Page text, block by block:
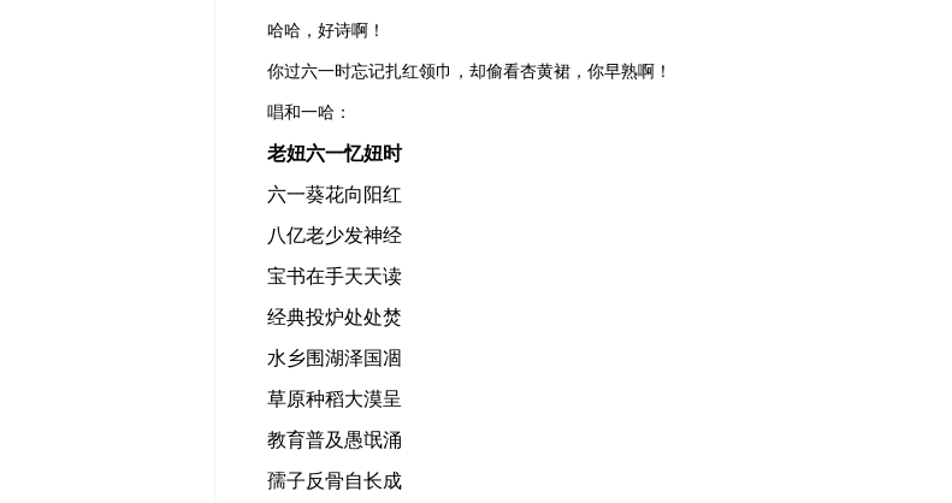
哈哈，好诗啊！
你过六一时忘记扎红领巾，却偷看杏黄裙，你早熟啊！
唱和一哈：
老妞六一忆妞时
六一葵花向阳红
八亿老少发神经
宝书在手天天读
经典投炉处处焚
水乡围湖泽国凅
草原种稻大漠呈
教育普及愚氓涌
孺子反骨自长成